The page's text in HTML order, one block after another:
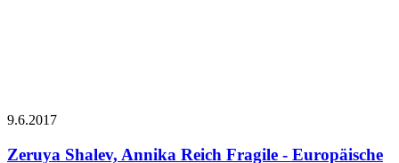
9.6.2017
Zeruya Shalev, Annika Reich Fragile - Europäische